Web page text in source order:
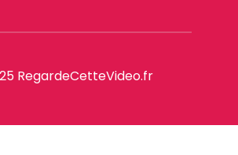
RegardeCetteVideo.fr